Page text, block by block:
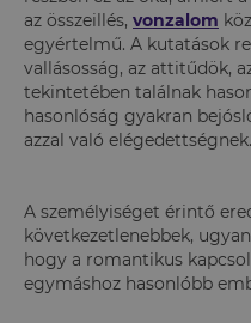
az összeillés, vonzalom
egyértelmű. A kutatások
vallásosság, az attitűdök,
tekintetében találnak
hasonlóság gyakran
azzal való elégedettségnek.
A személyiséget érintő
következetlenebbek,
hogy a romantikus
egymáshoz hasonlóbb